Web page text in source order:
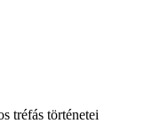
tréfás történetei